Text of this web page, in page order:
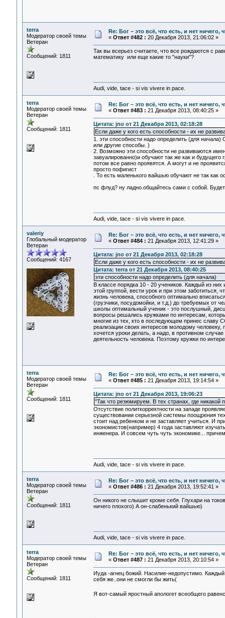
terra
Модератор своей темы
Ветеран
Сообщений: 1811
Re: Бог – это всё, что есть, и нет
« Ответ #482 : 20 Декабря 2013, 21:06:02 »
Так вы всерьез считаете, что все рождаются с
математику или еще какие то "науки"?
Audi, vide, tace - si vis vivere in pace.
terra
Модератор своей темы
Ветеран
Сообщений: 1811
Re: Бог – это всё, что есть, и нет
« Ответ #483 : 21 Декабря 2013, 08:40:25 »
Цитата: jno от 21 Декабря 2013, 02:18:28
Если даже у кого есть способности - их не
1. эти способности надо определить (для
или другие способы. )
2. Возможно эти способности не развиваются
завуалированно)и обучают так же как и будущего
потом все равно проявятся. А могут и не
просто пофигист
. То есть маленького вайшью обучают не так
пс флуд? ну ладно.общайтесь сами с собой.
Audi, vide, tace - si vis vivere in pace.
valeriy
Глобальный модератор
Ветеран
Сообщений: 4167
Re: Бог – это всё, что есть, и нет
« Ответ #484 : 21 Декабря 2013, 12:41:29 »
Цитата: jno от 21 Декабря 2013, 02:18:28
Если даже у кого есть способности - их не
Цитата: terra от 21 Декабря 2013, 08:40:25
эти способности надо определить (для начала)
В классе порядка 10 - 20 учеников. Каждый из
этой группой, вести урок и при этом
жизнь человека, способного оптимально
(грузчики, посудомойки, и т.д.) до требуемых от
школы оптимальный ученик - это послушный,
вопросы решались кружками по интересам,
многие из тех, кто в последующем принес славу
реализации своих интересов молодому
хочется уроки делать, а надо, в противном
деятельность человека. Поэтому кружки по
terra
Модератор своей темы
Ветеран
Сообщений: 1811
Re: Бог – это всё, что есть, и нет
« Ответ #485 : 21 Декабря 2013, 19:14:54 »
Цитата: jno от 21 Декабря 2013, 19:06:23
"Так что резюмируем. В тех странах, где никакой
Отсутствие политкорректности на западе
существовании серьезной системы поощрения
стоит над ребенком и не заставляет учиться. И
экономистов(например) 4 года заставляют
инженера. И совсем чуть чуть экономике...
Audi, vide, tace - si vis vivere in pace.
terra
Модератор своей темы
Ветеран
Сообщений: 1811
Re: Бог – это всё, что есть, и нет
« Ответ #486 : 21 Декабря 2013, 19:52:41 »
Он никого не слышит кроме себя. Глухари на
ничего плохого) А он-слабенький вайшью)
Audi, vide, tace - si vis vivere in pace.
terra
Модератор своей темы
Ветеран
Сообщений: 1811
Re: Бог – это всё, что есть, и нет
« Ответ #487 : 21 Декабря 2013, 20:10:54 »
Иуда -агнец божий. Насилие-недопустимо.
себя же..они не смогли бы жить(
Я вот-самый яростный апологет всеобщего